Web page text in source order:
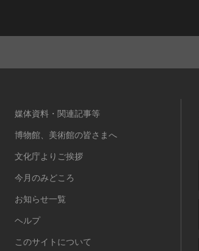
媒体資料・関連記事等
博物館、美術館の皆さまへ
文化庁よりご挨拶
今月のみどころ
お知らせ一覧
ヘルプ
このサイトについて